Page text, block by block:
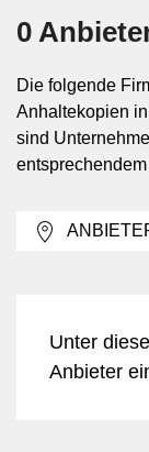
Typische
positioniert,
müssen.
Seitenfolgen,
anderen
konventionellen
und
0
Die folgende
Anhaltekopien
sind
Unter
Anbieter